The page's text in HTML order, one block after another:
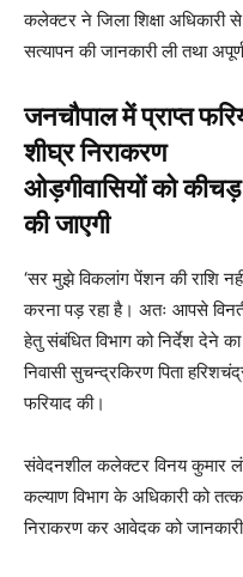
कलेक्टर ने जिला शिक्षा अधिकारी
सत्यापन की जानकारी ली तथा
जनचौपाल में प्राप्त
शीघ्र निराकरण
ओड़गीवासियों को कीचड़
की जाएगी
‘सर मुझे विकलांग पेंशन की राशि
करना पड़ रहा है। अतः आपसे
हेतु संबंधित विभाग को निर्देश देने
निवासी सुचन्द्रकिरण पिता
फरियाद की।
संवेदनशील कलेक्टर विनय कुमार
कल्याण विभाग के अधिकारी को
निराकरण कर आवेदक को